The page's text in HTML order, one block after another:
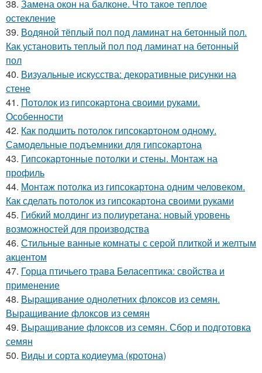
38. Замена окон на балконе. Что такое теплое
остекление
39. Водяной тёплый пол под ламинат на бетонный пол.
Как установить теплый пол под ламинат на бетонный
пол
40. Визуальные искусства: декоративные рисунки на
стене
41. Потолок из гипсокартона своими руками.
Особенности
42. Как подшить потолок гипсокартоном одному.
Самодельные подъемники для гипсокартона
43. Гипсокартонные потолки и стены. Монтаж на
профиль
44. Монтаж потолка из гипсокартона одним человеком.
Как сделать потолок из гипсокартона своими руками
45. Гибкий молдинг из полиуретана: новый уровень
возможностей для производства
46. Стильные ванные комнаты с серой плиткой и желтым
акцентом
47. Горца птичьего трава Беласептика: свойства и
применение
48. Выращивание однолетних флоксов из семян.
Выращивание флоксов из семян
49. Выращивание флоксов из семян. Сбор и подготовка
семян
50. Виды и сорта кодиеума (кротона)